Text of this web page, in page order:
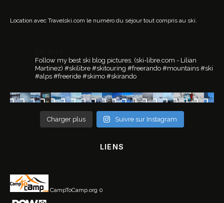
Location avec Travelski.com le numéro du séjour tout compris au ski.
Follow my best ski blog pictures. (ski-libre.com - Lilian
Martinez) #skilibre #skitouring #freerando #mountains #ski
#alps #freeride #skimo #skirando
Charger plus Suivre sur Instagram
LIENS
CampToCamp.org 0